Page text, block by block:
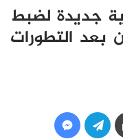
جديدة لضبط
بعد التطورات